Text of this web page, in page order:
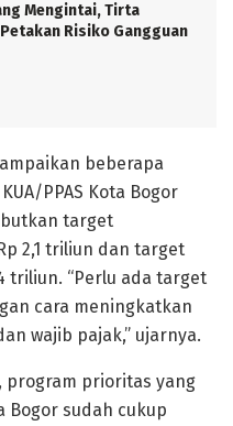
Mengintai, Tirta
Risiko Gangguan
beberapa
PPAS Kota Bogor
target
2,1 triliun dan target
triliun. “Perlu ada target
cara meningkatkan
wajib pajak,” ujarnya.
program prioritas yang
Bogor sudah cukup